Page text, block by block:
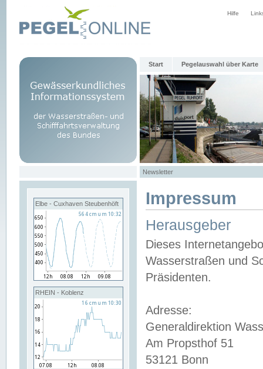
Hilfe
Start Pegelauswahl über Karte
Newsletter
Elbe - Cuxhaven Steubenhöft
RHEIN - Koblenz
Impressum
Herausgeber
Dieses
Wasserstraßen und
Präsidenten.
Adresse:
Generaldirektion
Am Propsthof 51
53121 Bonn